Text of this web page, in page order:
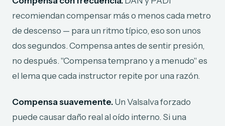
recomiendan compensar más o menos cada metro
de descenso — para un ritmo típico, eso son unos
dos segundos. Compensa antes de sentir presión,
no después. "Compensa temprano y a menudo" es
el lema que cada instructor repite por una razón.
Compensa suavemente. Un Valsalva forzado
puede causar daño real al oído interno. Si una